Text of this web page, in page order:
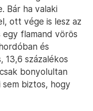
Bár ha valaki
ott vége is lesz az
egy flamand vörös
és
13,6 százalékos
bonyolultan
sem biztos, hogy